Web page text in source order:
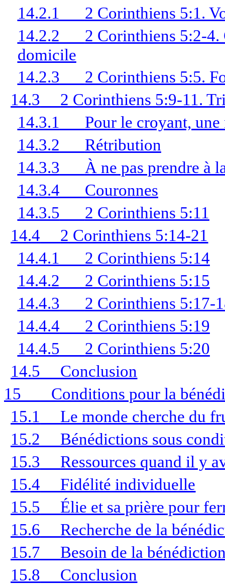
14.2.1
2 Corinthiens 5:1.
14.2.2
2 Corinthiens 5:2-4.
domicile
14.2.3
2 Corinthiens 5:5.
14.3
2 Corinthiens 5:9-11.
14.3.1
Pour le croyant,
14.3.2
Rétribution
14.3.3
À ne pas prendre à
14.3.4
Couronnes
14.3.5
2 Corinthiens 5:11
14.4
2 Corinthiens 5:14-21
14.4.1
2 Corinthiens 5:14
14.4.2
2 Corinthiens 5:15
14.4.3
2 Corinthiens 5:17-
14.4.4
2 Corinthiens 5:19
14.4.5
2 Corinthiens 5:20
14.5
Conclusion
15
Conditions pour la
15.1
Le monde cherche du
15.2
Bénédictions sous
15.3
Ressources quand il y
15.4
Fidélité individuelle
15.5
Élie et sa prière pour
15.6
Recherche de la
15.7
Besoin de la
15.8
Conclusion